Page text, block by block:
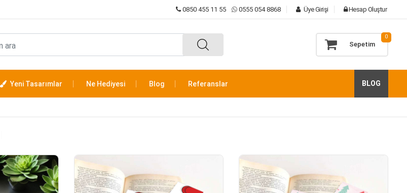
0850 455 11 55 0555 054 8868 Üye Girişi Hesap Oluştur
Sepetim
0
Yeni Tasarımlar Ne Hediyesi Blog Referanslar BLOG